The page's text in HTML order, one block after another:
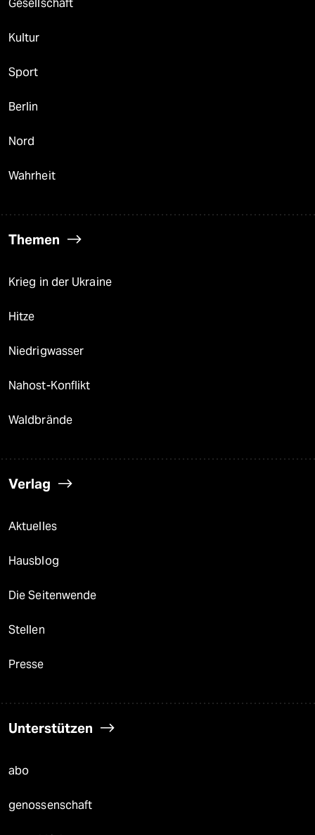
Gesellschaft
Kultur
Sport
Berlin
Nord
Wahrheit
Themen
Krieg in der Ukraine
Hitze
Niedrigwasser
Nahost-Konflikt
Waldbrände
Verlag
Aktuelles
Hausblog
Die Seitenwende
Stellen
Presse
Unterstützen
abo
genossenschaft